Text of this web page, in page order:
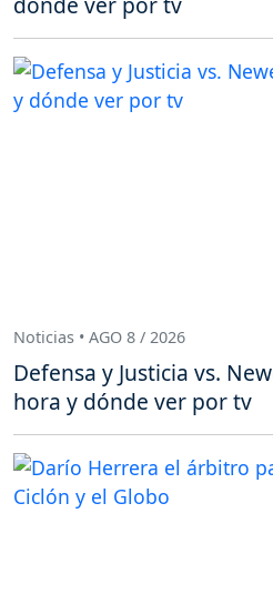
Noticias • AGO 8 / 2026
Defensa y Justicia vs.
hora y dónde ver por tv